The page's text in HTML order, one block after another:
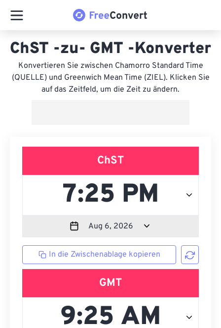
ChST -zu- GMT -Konverter
Konvertieren Sie zwischen Chamorro Standard Time
(QUELLE) und Greenwich Mean Time (ZIEL). Klicken Sie
auf das Zeitfeld, um die Zeit zu ändern.
ChST
In die Zwischenablage kopieren
GMT